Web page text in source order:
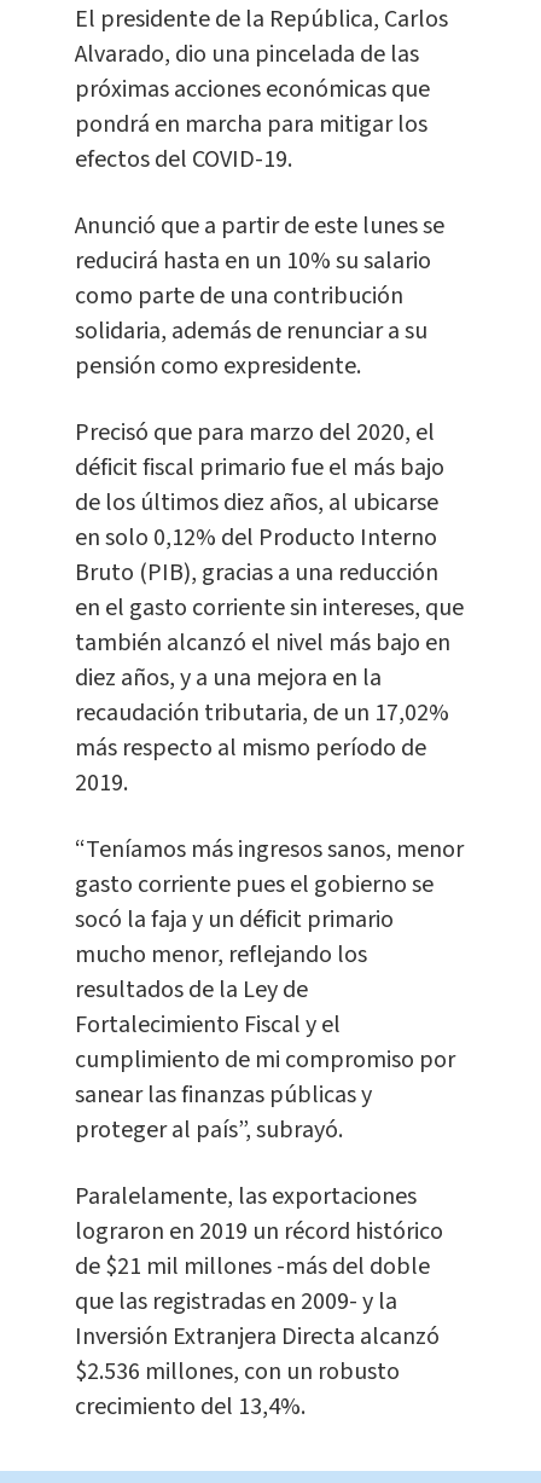
El presidente de la República, Carlos
Alvarado, dio una pincelada de las
próximas acciones económicas que
pondrá en marcha para mitigar los
efectos del COVID-19.
Anunció que a partir de este lunes se
reducirá hasta en un 10% su salario
como parte de una contribución
solidaria, además de renunciar a su
pensión como expresidente.
Precisó que para marzo del 2020, el
déficit fiscal primario fue el más bajo
de los últimos diez años, al ubicarse
en solo 0,12% del Producto Interno
Bruto (PIB), gracias a una reducción
en el gasto corriente sin intereses, que
también alcanzó el nivel más bajo en
diez años, y a una mejora en la
recaudación tributaria, de un 17,02%
más respecto al mismo período de
2019.
“Teníamos más ingresos sanos, menor
gasto corriente pues el gobierno se
socó la faja y un déficit primario
mucho menor, reflejando los
resultados de la Ley de
Fortalecimiento Fiscal y el
cumplimiento de mi compromiso por
sanear las finanzas públicas y
proteger al país”, subrayó.
Paralelamente, las exportaciones
lograron en 2019 un récord histórico
de $21 mil millones -más del doble
que las registradas en 2009- y la
Inversión Extranjera Directa alcanzó
$2.536 millones, con un robusto
crecimiento del 13,4%.